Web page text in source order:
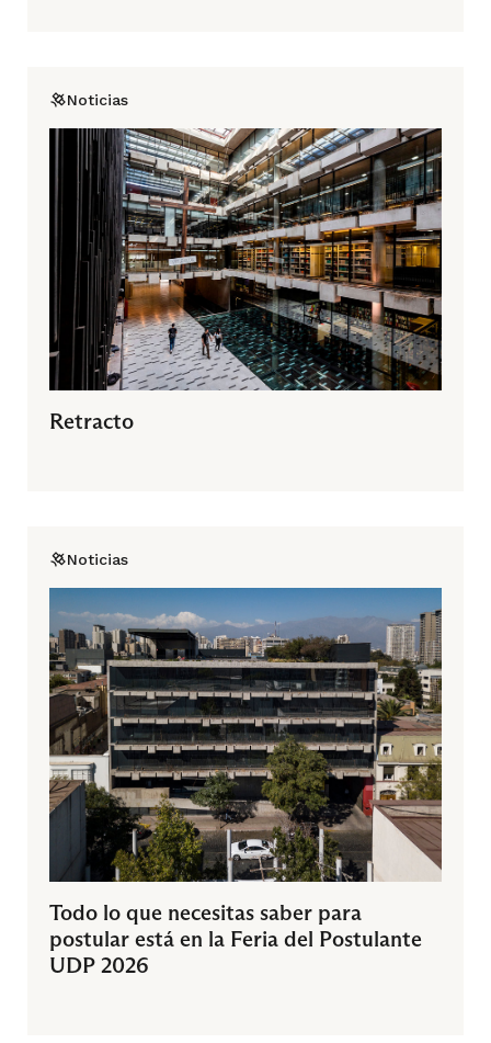
Noticias
Retracto
Noticias
Todo lo que necesitas saber para
postular está en la Feria del Postulante
UDP 2026